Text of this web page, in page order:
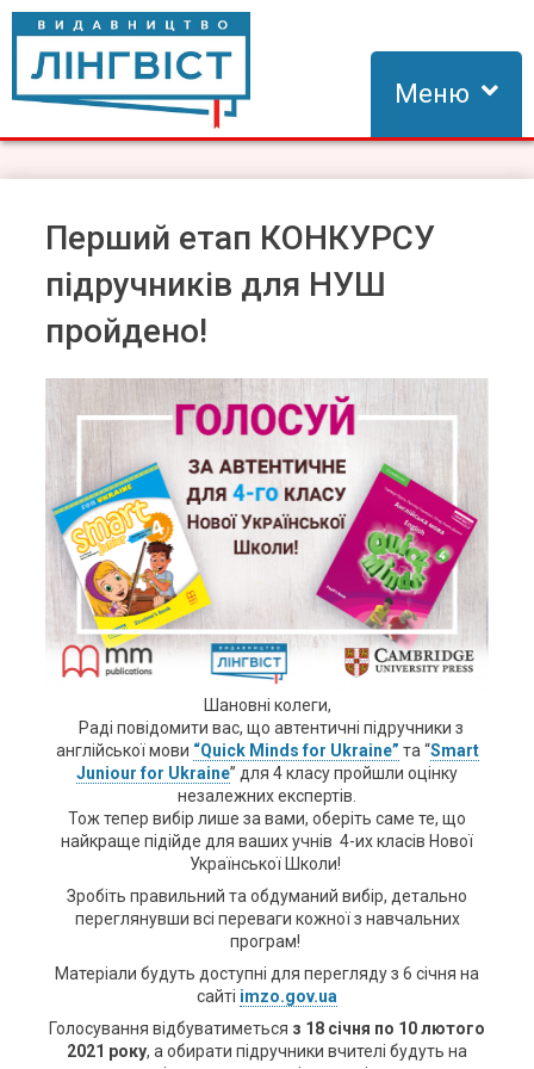
Skip
content
Видавництво Лінгвіст
Видавництво Лінгвіст – адаптація та створення видань для
Меню
Перший етап КОНКУРСУ
підручників для НУШ
пройдено!
Шановні колеги,
Раді повідомити вас, що автентичні підручники з
англійської мови “Quick Minds for Ukraine” та “Smart
Juniour for Ukraine” для 4 класу пройшли оцінку
незалежних експертів.
Тож тепер вибір лише за вами, оберіть саме те, що
найкраще підійде для ваших учнів 4-их класів Нової
Української Школи!
Зробіть правильний та обдуманий вибір, детально
переглянувши всі переваги кожної з навчальних
програм!
Матеріали будуть доступні для перегляду з 6 січня на
сайті imzo.gov.ua
Голосування відбуватиметься з 18 січня по 10 лютого
2021 року, а обирати підручники вчителі будуть на